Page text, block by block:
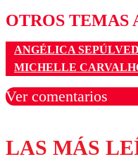
OTROS TEMAS
ANGÉLICA
MICHELLE
Ver comentarios
Los comentarios
LAS MÁS